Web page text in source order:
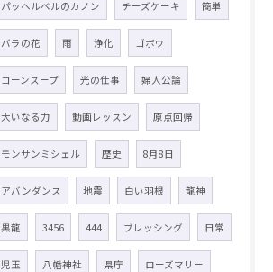
パッヘルベルのカノン チーズケーキ 簡単
バラの花 雨 浄化 ゴボウ
コーンスープ 光の仕事 婦人公論
大いなる力 動画レッスン 原点回帰
モンサンミシェル 歴史 8月8日
アバンダンス 地震 白い羽根 龍神
黒龍 3456 444 ブレッシング 日常
児玉 八幡神社 県庁 ローズマリー